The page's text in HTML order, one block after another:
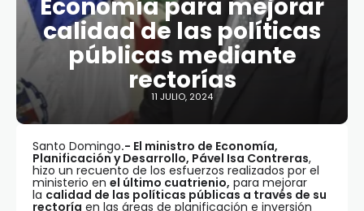
Economía para mejorar
calidad de las políticas
públicas mediante
rectorías
11 JULIO, 2024
Santo Domingo.- El ministro de Economía,
Planificación y Desarrollo, Pável Isa Contreras,
hizo un recuento de los esfuerzos realizados por el
ministerio en el último cuatrienio, para mejorar
la calidad de las políticas públicas a través de su
rectoría en las áreas de planificación e inversión